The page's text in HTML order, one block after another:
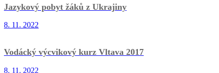
Jazykový pobyt žáků z Ukrajiny
8. 11. 2022
Vodácký výcvikový kurz Vltava 2017
8. 11. 2022